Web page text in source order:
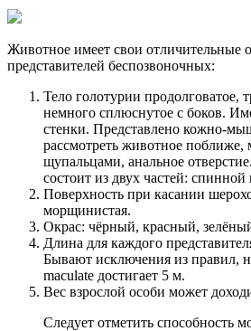
Животное имеет свои отличительные
представителей беспозвоночных:
Тело голотурии продолговатое,
немного сплюснутое с боков.
стенки. Представлено кожно-
рассмотреть животное поближе,
щупальцами, анальное
состоит из двух частей:
Поверхность при касании
морщинистая.
Окрас: чёрный, красный,
Длина для каждого
Бывают исключения из правил,
maculate достигает 5 м.
Вес взрослой особи может
Следует отметить способность